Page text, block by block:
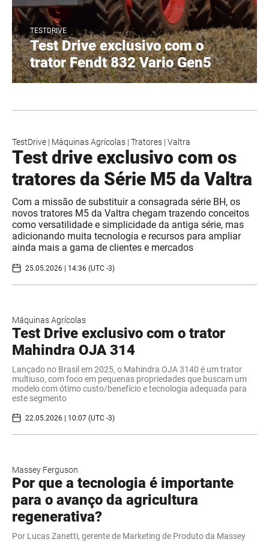
TESTDRIVE
Test Drive exclusivo com o
trator Fendt 832 Vario Gen5
TestDrive | Máquinas Agrícolas | Tratores | Valtra
Test drive exclusivo com os
tratores da Série M5 da Valtra
Com a missão de substituir a consagrada série BH, os
novos tratores M5 da Valtra chegam trazendo conceitos
como versatilidade e simplicidade da antiga série, mas
adicionando muita tecnologia e recursos para ampliar
ainda mais a gama de clientes e mercados
25.05.2026 | 14:36 (UTC -3)
Máquinas Agrícolas
Test Drive exclusivo com o trator
Mahindra OJA 314
Lançado no Brasil em 2025, o Mahindra OJA 3140 é um trator
multiuso, com foco em pequenas propriedades que buscam um
modelo com ótimo custo/benefício e tecnologia adequada para
este segmento
22.05.2026 | 10:07 (UTC -3)
Massey Ferguson
Por que a tecnologia é importante
para o avanço da agricultura
regenerativa?
Por Lucas Zanetti, gerente de Marketing de Produto da Massey